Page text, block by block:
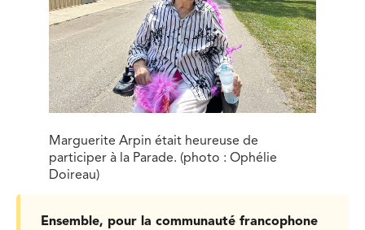
Marguerite Arpin était heureuse de
participer à la Parade. (photo : Ophélie
Doireau)
Ensemble, pour la communauté francophone